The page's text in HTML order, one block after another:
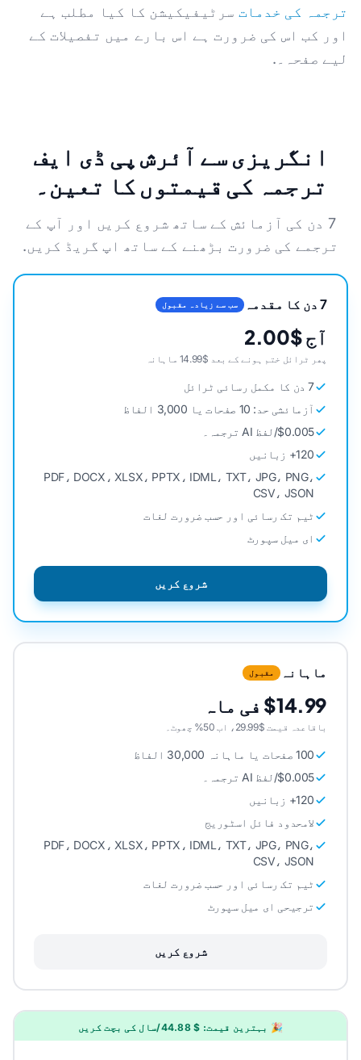
ترجمہ کی خدمات سرٹیفیکیشن کا کیا مطلب ہے
اور کب اس کی ضرورت ہے اس بارے میں تفصیلات کے
لیے صفحہ۔.
انگریزی سے آئرش پی ڈی ایف
ترجمہ کی قیمتوں کا تعین۔
7 دن کی آزمائش کے ساتھ شروع کریں اور آپ کے
ترجمے کی ضرورت بڑھنے کے ساتھ اپ گریڈ کریں.
7 دن کا مقدمہ سب سے زیادہ مقبول
آج $2.00
پھر ٹرائل ختم ہونے کے بعد $14.99 ماہانہ
7 دن کا مکمل رسائی ٹرائل
آزمائشی حد: 10 صفحات یا 3,000 الفاظ
$0.005/لفظ AI ترجمہ۔
120+ زبانیں
PDF، DOCX، XLSX، PPTX، IDML، TXT، JPG، PNG،
CSV، JSON
ٹیم تک رسائی اور حسب ضرورت لغات
ای میل سپورٹ
شروع کریں
ماہانہ مقبول
$14.99 فی ماہ
باقاعدہ قیمت $29.99، اب 50% چھوٹ۔
100 صفحات یا ماہانہ 30,000 الفاظ
$0.005/لفظ AI ترجمہ۔
120+ زبانیں
لامحدود فائل اسٹوریج
PDF، DOCX، XLSX، PPTX، IDML، TXT، JPG، PNG،
CSV، JSON
ٹیم تک رسائی اور حسب ضرورت لغات
ترجیحی ای میل سپورٹ
شروع کریں
🎉 بہترین قیمت: $ 44.88/سال کی بچت کریں